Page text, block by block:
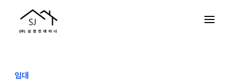
임대